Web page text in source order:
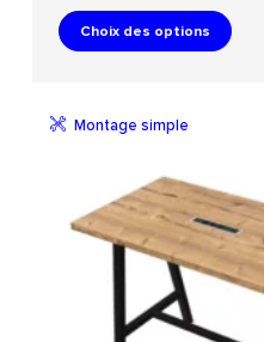
Choix des options
Montage simple